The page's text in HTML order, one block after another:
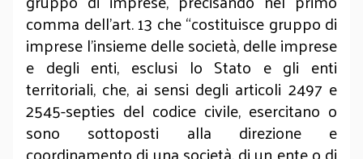
comma dell’art. 13 che “costituisce gruppo di
imprese l’insieme delle società, delle imprese
e degli enti, esclusi lo Stato e gli enti
territoriali, che, ai sensi degli articoli 2497 e
2545-septies del codice civile, esercitano o
sono sottoposti alla direzione e